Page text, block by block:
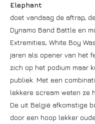
Elephant
doet vandaag de aftrap,
Dynamo Band Battle en
Extremities, White Boy
jaren als opener van het
zich op het podium maar
publiek. Met een
lekkere scream weten ze
De uit België afkomstige
door een hoop lekker